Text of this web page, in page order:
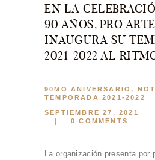
EN LA
90 AÑOS, PRO
INAUGURA SU
2021-2022 AL
90MO ANIVERSARIO,
TEMPORADA 2021-2022
SEPTIEMBRE 27, 2021
0
COMMENTS
La organización presenta por